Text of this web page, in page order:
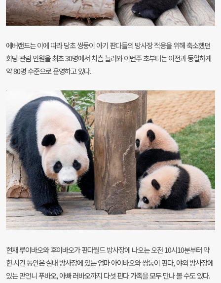
에버랜드는 이에 따라 당초 쌍둥이 아기 판다들의 방사장 적응을 위해 축소했던
회당 관람 인원을 최초30명에서 차츰 늘려와 이번주 초부터는 이전과 동일하게
약80명 수준으로 운영하고 있다.
현재 루이바오와 후이바오가 판다월드 방사장에 나오는 오전10시10분부터 약
한 시간 동안은 실내 방사장에 있는 엄마 아이바오와 쌍둥이 판다,야외 방사장에
있는 맏언니 푸바오,아빠 러바오까지 다섯 판다 가족을 모두 만나 볼 수도 있다.